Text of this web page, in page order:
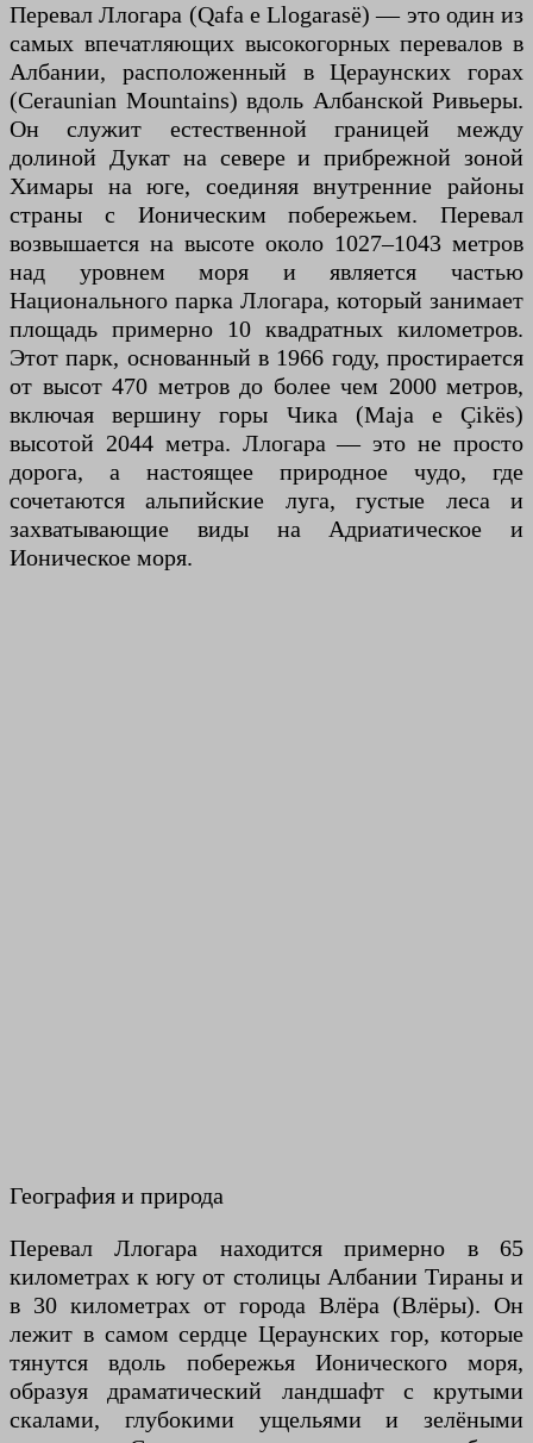
Перевал Ллогара (Qafa e Llogarasë) — это один из
самых впечатляющих высокогорных перевалов в
Албании, расположенный в Цераунских горах
(Ceraunian Mountains) вдоль Албанской Ривьеры.
Он служит естественной границей между
долиной Дукат на севере и прибрежной зоной
Химары на юге, соединяя внутренние районы
страны с Ионическим побережьем. Перевал
возвышается на высоте около 1027–1043 метров
над уровнем моря и является частью
Национального парка Ллогара, который занимает
площадь примерно 10 квадратных километров.
Этот парк, основанный в 1966 году, простирается
от высот 470 метров до более чем 2000 метров,
включая вершину горы Чика (Maja e Çikës)
высотой 2044 метра. Ллогара — это не просто
дорога, а настоящее природное чудо, где
сочетаются альпийские луга, густые леса и
захватывающие виды на Адриатическое и
Ионическое моря.
География и природа
Перевал Ллогара находится примерно в 65
километрах к югу от столицы Албании Тираны и
в 30 километрах от города Влёра (Влёры). Он
лежит в самом сердце Цераунских гор, которые
тянутся вдоль побережья Ионического моря,
образуя драматический ландшафт с крутыми
скалами, глубокими ущельями и зелёными